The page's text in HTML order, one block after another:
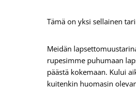
Tämä on yksi sellainen
Meidän
rupesimme puhumaan
päästä kokemaan. Kului
kuitenkin huomasin